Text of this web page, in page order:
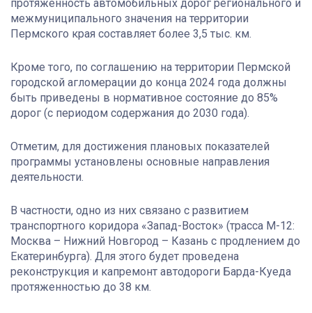
протяжённость автомобильных дорог регионального и
межмуниципального значения на территории
Пермского края составляет более 3,5 тыс. км.
Кроме того, по соглашению на территории Пермской
городской агломерации до конца 2024 года должны
быть приведены в нормативное состояние до 85%
дорог (с периодом содержания до 2030 года).
Отметим, для достижения плановых показателей
программы установлены основные направления
деятельности.
В частности, одно из них связано с развитием
транспортного коридора «Запад-Восток» (трасса М-12:
Москва – Нижний Новгород – Казань с продлением до
Екатеринбурга). Для этого будет проведена
реконструкция и капремонт автодороги Барда-Куеда
протяженностью до 38 км.